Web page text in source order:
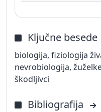
Ključne besede
biologija, fiziologija
nevrobiologija,
škodljivci
Bibliografija